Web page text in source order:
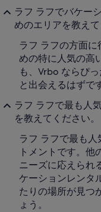
ラフ ラフでバケー
めのエリアを教えて
ラフ ラフの方面
めの特に人気の高
も、Vrbo ならぴ
と出会えるはずで
ラフ ラフで最も人
を教えてください。
ラフ ラフで最も
トメントです。
ニーズに応えられ
ケーションレンタ
たりの場所が見つ
ょう。